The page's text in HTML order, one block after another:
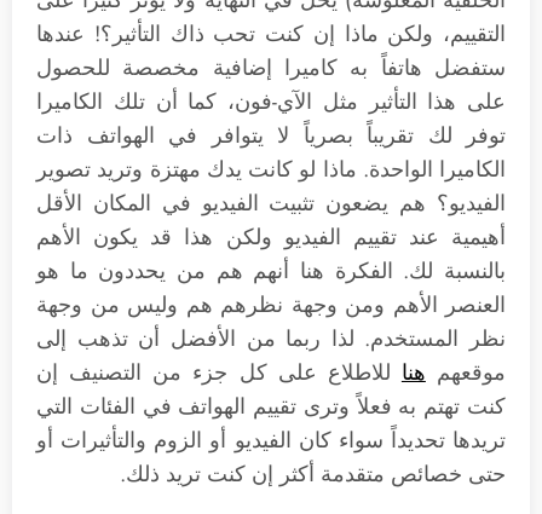
التقييم، ولكن ماذا إن كنت تحب ذاك التأثير؟! عندها
ستفضل هاتفاً به كاميرا إضافية مخصصة للحصول
على هذا التأثير مثل الآي-فون، كما أن تلك الكاميرا
توفر لك تقريباً بصرياً لا يتوافر في الهواتف ذات
الكاميرا الواحدة. ماذا لو كانت يدك مهتزة وتريد تصوير
الفيديو؟ هم يضعون تثبيت الفيديو في المكان الأقل
أهيمية عند تقييم الفيديو ولكن هذا قد يكون الأهم
بالنسبة لك. الفكرة هنا أنهم هم من يحددون ما هو
العنصر الأهم ومن وجهة نظرهم هم وليس من وجهة
نظر المستخدم. لذا ربما من الأفضل أن تذهب إلى
موقعهمهناللاطلاع على كل جزء من التصنيف إن
كنت تهتم به فعلاً وترى تقييم الهواتف في الفئات التي
تريدها تحديداً سواء كان الفيديو أو الزوم والتأثيرات أو
حتى خصائص متقدمة أكثر إن كنت تريد ذلك.